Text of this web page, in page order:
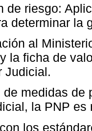
de riesgo:
determinar la
al
la ficha de
Judicial.
de medidas de
la PNP
los